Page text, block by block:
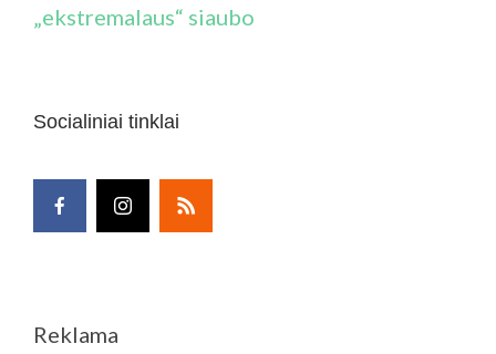
„ekstremalaus“ siaubo
Socialiniai tinklai
Reklama